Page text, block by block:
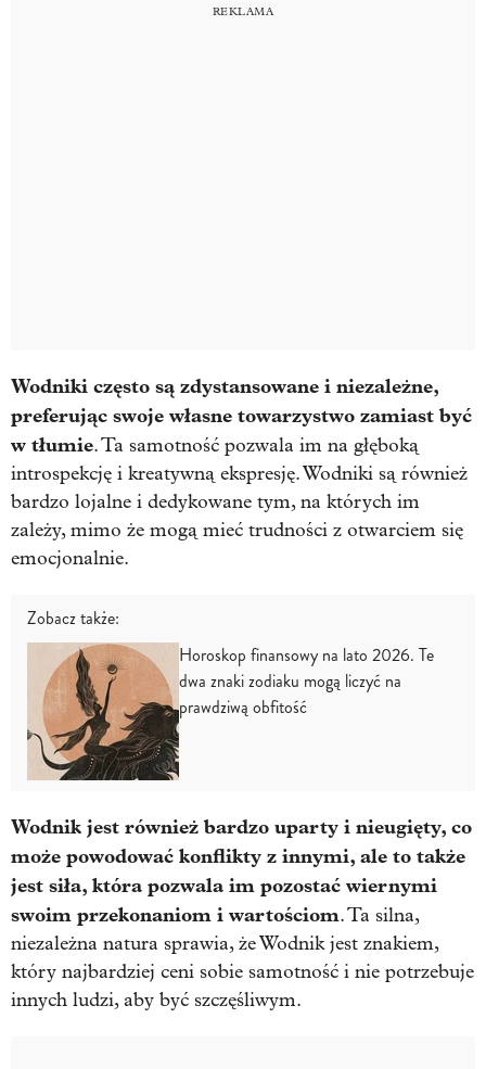
Wodniki często są zdystansowane i niezależne,
preferując swoje własne towarzystwo zamiast być
w tłumie. Ta samotność pozwala im na głęboką
introspekcję i kreatywną ekspresję. Wodniki są również
bardzo lojalne i dedykowane tym, na których im
zależy, mimo że mogą mieć trudności z otwarciem się
emocjonalnie.
Zobacz także:
Horoskop finansowy na lato 2026. Te
dwa znaki zodiaku mogą liczyć na
prawdziwą obfitość
Wodnik jest również bardzo uparty i nieugięty, co
może powodować konflikty z innymi, ale to także
jest siła, która pozwala im pozostać wiernymi
swoim przekonaniom i wartościom. Ta silna,
niezależna natura sprawia, że Wodnik jest znakiem,
który najbardziej ceni sobie samotność i nie potrzebuje
innych ludzi, aby być szczęśliwym.